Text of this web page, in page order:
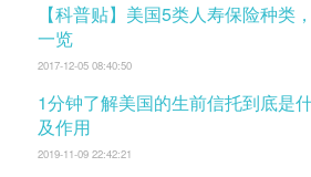
【科普贴】美国5类人寿保险种类
一览
2017-12-05 08:40:50
1分钟了解美国的生前信托到底是
及作用
2019-11-09 22:42:21